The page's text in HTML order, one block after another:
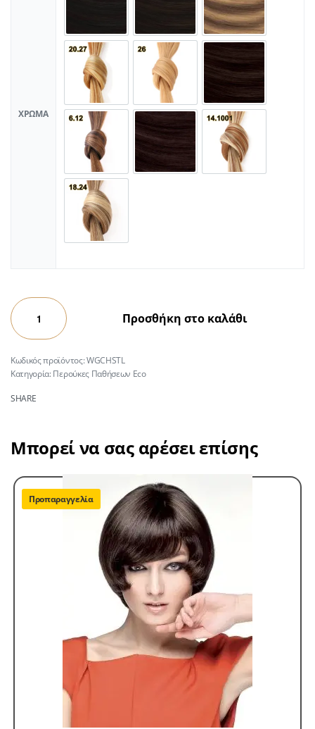
ΧΡΏΜΑ
Προσθήκη στο καλάθι
WGCHSTL
Κατηγορία: Περούκες Παθήσεων Eco
SHARE
Μπορεί να σας αρέσει επίσης
Προπαραγγελία